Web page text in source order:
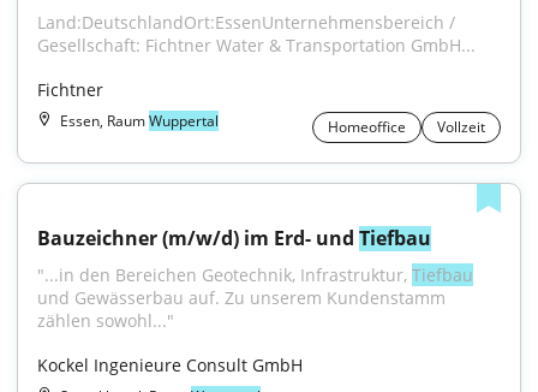
Land:DeutschlandOrt:EssenUnternehmensbereich /
Gesellschaft: Fichtner Water & Transportation GmbH...
Fichtner
Essen, RaumWuppertal Homeoffice Vollzeit
Bauzeichner (m/w/d) im Erd- und Tiefbau
"...in den Bereichen Geotechnik, Infrastruktur, Tiefbau
und Gewässerbau auf. Zu unserem Kundenstamm
zählen sowohl..."
Kockel Ingenieure Consult GmbH